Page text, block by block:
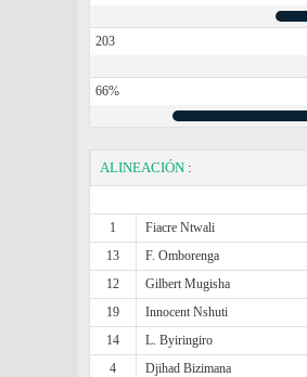
203
66%
ALINEACIÓN :
1
Fiacre Ntwali
13
F. Omborenga
12
Gilbert Mugisha
19
Innocent Nshuti
14
L. Byiringiro
4
Djihad Bizimana